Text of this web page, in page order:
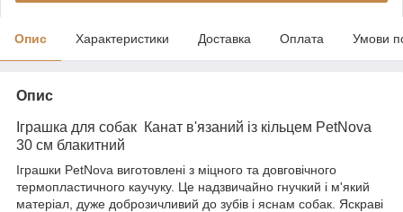
Опис Характеристики Доставка Оплата Умови
Опис
Іграшка для собак Канат в'язаний із кільцем PetNova
30 см блакитний
Іграшки PetNova виготовлені з міцного та довговічного
термопластичного каучуку. Це надзвичайно гнучкий і м'який
матеріал, дуже доброзичливий до зубів і яснам собак. Яскраві